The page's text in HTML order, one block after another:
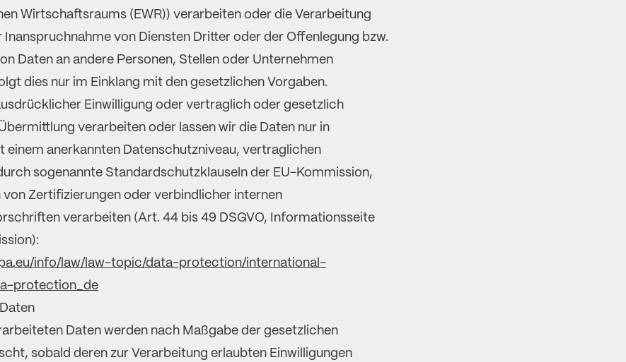
Wirtschaftsraums (EWR)) verarbeiten oder die Verarbeitung
Inanspruchnahme von Diensten Dritter oder der Offenlegung bzw.
Daten an andere Personen, Stellen oder Unternehmen
dies nur im Einklang mit den gesetzlichen Vorgaben.
Einwilligung oder vertraglich oder gesetzlich
verarbeiten oder lassen wir die Daten nur in
einem anerkannten Datenschutzniveau, vertraglichen
sogenannte Standardschutzklauseln der EU-Kommission,
von Zertifizierungen oder verbindlicher internen
verarbeiten (Art. 44 bis 49 DSGVO, Informationsseite
info/law/law-topic/data-protection/international-
protection_de
Daten werden nach Maßgabe der gesetzlichen
sobald deren zur Verarbeitung erlaubten Einwilligungen